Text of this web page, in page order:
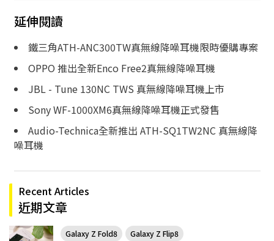
延伸閱讀
鐵三角ATH-ANC300TW真無線降噪耳機限時優購專案
OPPO 推出全新Enco Free2真無線降噪耳機
JBL - Tune 130NC TWS 真無線降噪耳機上市
Sony WF-1000XM6真無線降噪耳機正式發售
Audio-Technica全新推出 ATH-SQ1TW2NC 真無線降
噪耳機
Recent Articles
近期文章
Galaxy Z Fold8 Galaxy Z Flip8